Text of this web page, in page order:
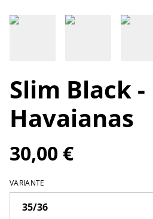
Slim Black -
Havaianas
30,00 €
VARIANTE